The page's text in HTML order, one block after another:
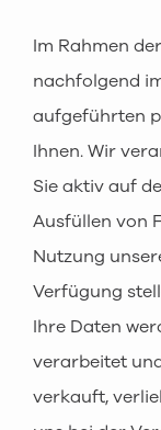
Im Rahmen
nachfolgend
aufgeführten
Ihnen. Wir
Sie aktiv auf
Ausfüllen von
Nutzung
Verfügung
Ihre Daten
verarbeitet
verkauft,